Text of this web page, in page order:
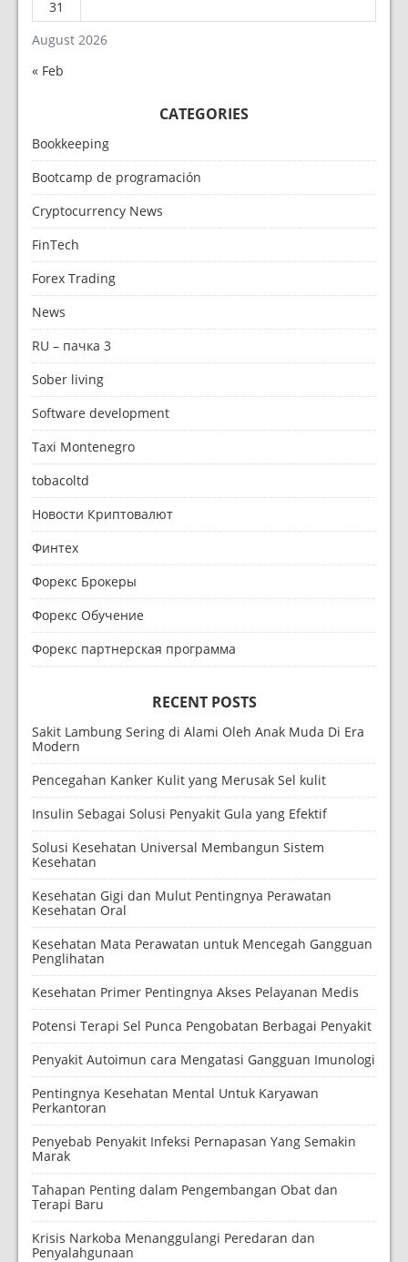
August 2026
31
« Feb
CATEGORIES
Bookkeeping
Bootcamp de programación
Cryptocurrency News
FinTech
Forex Trading
News
RU – пачка 3
Sober living
Software development
Taxi Montenegro
tobacoltd
Новости Криптовалют
Финтех
Форекс Брокеры
Форекс Обучение
Форекс партнерская программа
RECENT POSTS
Sakit Lambung Sering di Alami Oleh Anak Muda Di Era
Modern
Pencegahan Kanker Kulit yang Merusak Sel kulit
Insulin Sebagai Solusi Penyakit Gula yang Efektif
Solusi Kesehatan Universal Membangun Sistem
Kesehatan
Kesehatan Gigi dan Mulut Pentingnya Perawatan
Kesehatan Oral
Kesehatan Mata Perawatan untuk Mencegah Gangguan
Penglihatan
Kesehatan Primer Pentingnya Akses Pelayanan Medis
Potensi Terapi Sel Punca Pengobatan Berbagai Penyakit
Penyakit Autoimun cara Mengatasi Gangguan Imunologi
Pentingnya Kesehatan Mental Untuk Karyawan
Perkantoran
Penyebab Penyakit Infeksi Pernapasan Yang Semakin
Marak
Tahapan Penting dalam Pengembangan Obat dan
Terapi Baru
Krisis Narkoba Menanggulangi Peredaran dan
Penyalahgunaan